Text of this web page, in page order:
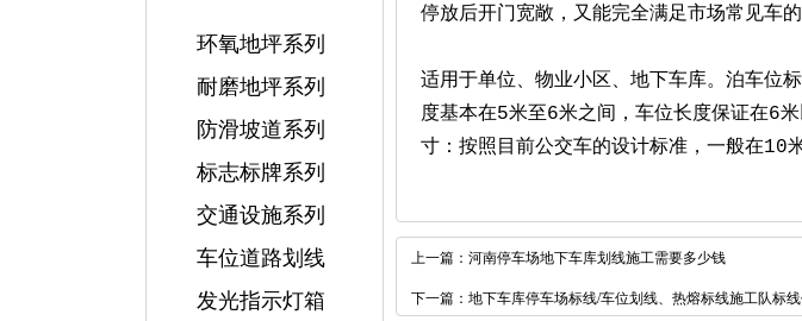
环氧地坪系列
耐磨地坪系列
防滑坡道系列
标志标牌系列
交通设施系列
车位道路划线
发光指示灯箱
停放后开门宽敞，又能完全满足市场常见车的
适用于单位、物业小区、地下车库。泊车位
度基本在5米至6米之间，车位长度保证在6
寸：按照目前公交车的设计标准，一般在10
上一篇： 河南停车场地下车库划线施工需要多少钱
下一篇： 地下车库停车场标线/车位划线、热熔标线施工队标